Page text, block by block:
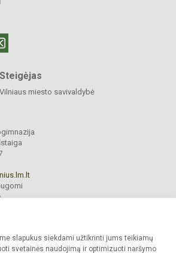
slapukus siekdami užtikrinti jums teikiamų
svetainės naudojimą ir optimizuoti naršymo
Steigėjas
Vilniaus miesto savivaldybė
Vileišio progimnazija. Visos teisės saugomos.